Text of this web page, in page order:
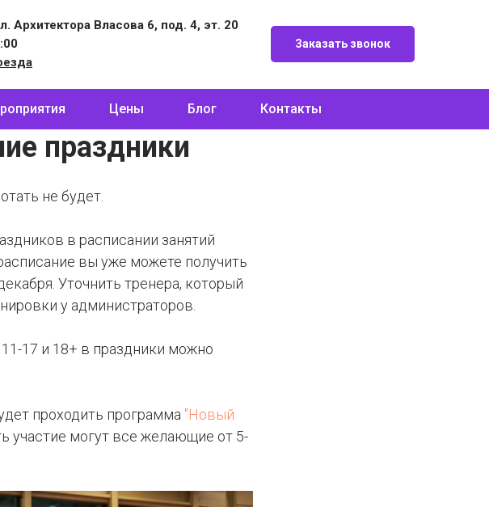
Архитектора Власова 6, под. 4, эт. 20
Заказать звонок
Цены Блог Контакты
праздники
не будет.
в расписании занятий
вы уже можете получить
Уточнить тренера, который
у администраторов.
17 и 18+ в праздники можно
проходить программа "Новый
участие могут все желающие от 5-